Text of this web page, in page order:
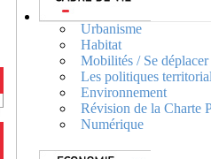
Urbanisme
Habitat
Mobilités / Se déplacer
Les politiques
Environnement
Révision de la Charte
Numérique